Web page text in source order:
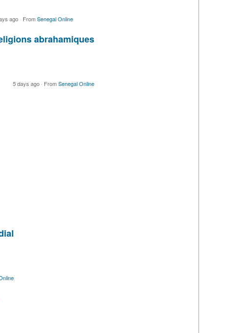
ago · FromSenegal Online
abrahamiques
5 days ago · FromSenegal Online